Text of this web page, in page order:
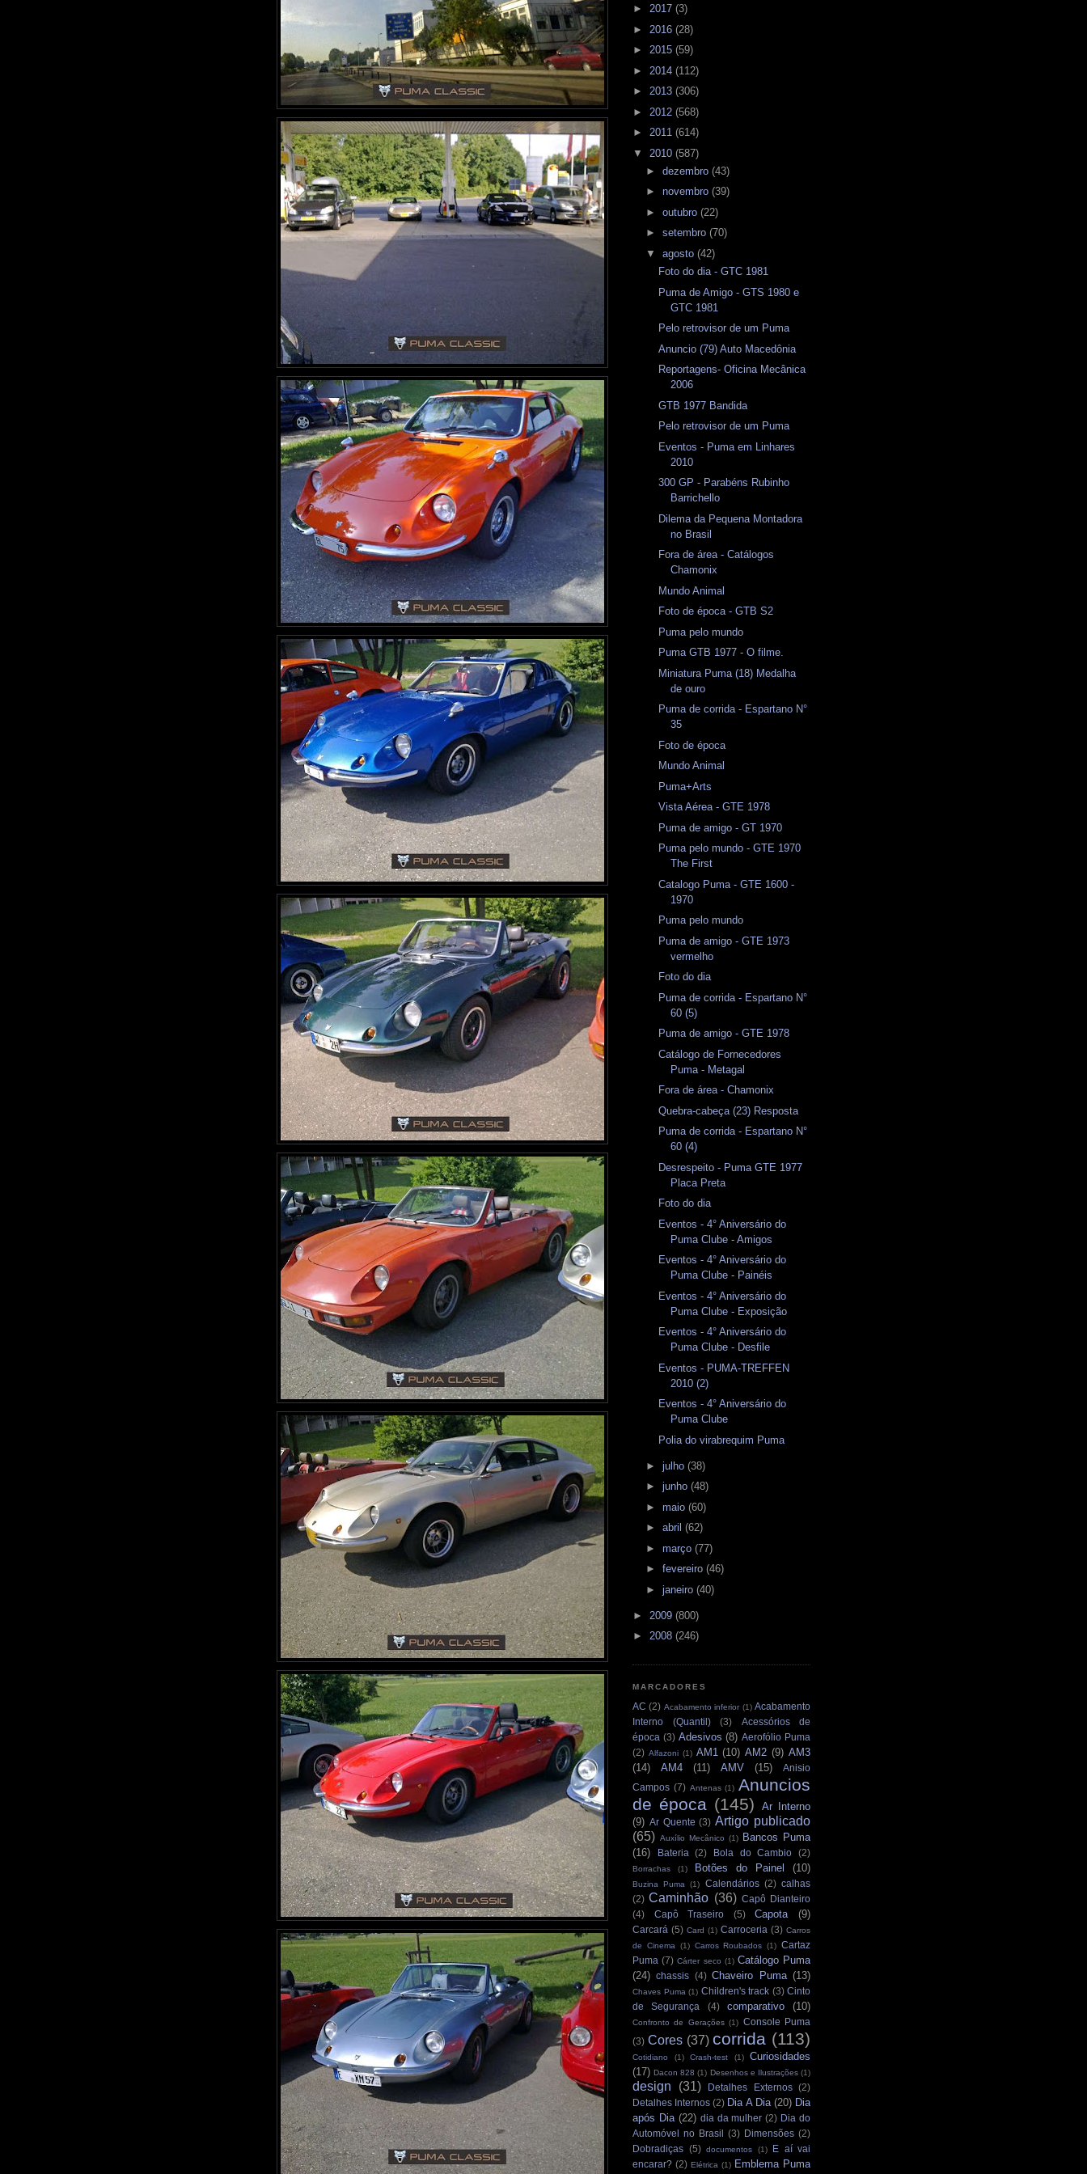
► 2017 (3)
► 2016 (28)
► 2015 (59)
► 2014 (112)
► 2013 (306)
► 2012 (568)
► 2011 (614)
▼ 2010 (587)
► dezembro (43)
► novembro (39)
► outubro (22)
► setembro (70)
▼ agosto (42)
Foto do dia - GTC 1981
Puma de Amigo - GTS 1980 e
GTC 1981
Pelo retrovisor de um Puma
Anuncio (79) Auto Macedônia
Reportagens- Oficina Mecânica
2006
GTB 1977 Bandida
Pelo retrovisor de um Puma
Eventos - Puma em Linhares
2010
300 GP - Parabéns Rubinho
Barrichello
Dilema da Pequena Montadora
no Brasil
Fora de área - Catálogos
Chamonix
Mundo Animal
Foto de época - GTB S2
Puma pelo mundo
Puma GTB 1977 - O filme.
Miniatura Puma (18) Medalha
de ouro
Puma de corrida - Espartano N°
35
Foto de época
Mundo Animal
Puma+Arts
Vista Aérea - GTE 1978
Puma de amigo - GT 1970
Puma pelo mundo - GTE 1970
The First
Catalogo Puma - GTE 1600 -
1970
Puma pelo mundo
Puma de amigo - GTE 1973
vermelho
Foto do dia
Puma de corrida - Espartano N°
60 (5)
Puma de amigo - GTE 1978
Catálogo de Fornecedores
Puma - Metagal
Fora de área - Chamonix
Quebra-cabeça (23) Resposta
Puma de corrida - Espartano N°
60 (4)
Desrespeito - Puma GTE 1977
Placa Preta
Foto do dia
Eventos - 4° Aniversário do
Puma Clube - Amigos
Eventos - 4° Aniversário do
Puma Clube - Painéis
Eventos - 4° Aniversário do
Puma Clube - Exposição
Eventos - 4° Aniversário do
Puma Clube - Desfile
Eventos - PUMA-TREFFEN
2010 (2)
Eventos - 4° Aniversário do
Puma Clube
Polia do virabrequim Puma
► julho (38)
► junho (48)
► maio (60)
► abril (62)
► março (77)
► fevereiro (46)
► janeiro (40)
► 2009 (800)
► 2008 (246)
MARCADORES
AC (2) Acabamento inferior (1) Acabamento
Interno (Quantil)
(3)
Acessórios de
época (3) Adesivos (8) Aerofólio Puma
(2) Alfazoni (1) AM1 (10) AM2 (9) AM3
(14)
AM4 (11) AMV (15)
Anisio
Campos (7) Antenas (1) Anuncios
de época (145)
Ar Interno
(9) Ar Quente (3) Artigo publicado
(65) Auxílio Mecânico (1)
Bancos Puma
(16)
Bateria (2) Bola do Cambio (2)
Borrachas (1) Botões do Painel (10)
Buzina Puma (1) Calendários (2) calhas
(2) Caminhão (36) Capô Dianteiro
(4)
Capô Traseiro (5) Capota (9)
Carcará (5) Card (1) Carroceria (3) Carros
de Cinema (1) Carros Roubados (1) Cartaz
Puma (7) Cárter seco (1) Catálogo Puma
(24) chassis (4) Chaveiro Puma (13)
Chaves Puma (1) Children's track (3) Cinto
de Segurança
(4) comparativo (10)
Confronto de Gerações (1) Console Puma
(3) Cores (37) corrida (113)
Cotidiano (1) Crash-test (1)
Curiosidades
(17) Dacon 828 (1) Desenhos e Ilustrações (1)
design (31) Detalhes Externos (2)
Detalhes Internos (2) Dia A Dia (20) Dia
após Dia (22) dia da mulher (2) Dia do
Automóvel no Brasil
(3) Dimensões (2)
Dobradiças (5) documentos (1)
E aí vai
encarar? (2) Elétrica (1) Emblema Puma